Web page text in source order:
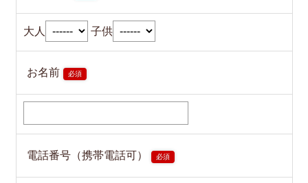
大人 子供
お名前 必須
電話番号（携帯電話可） 必須